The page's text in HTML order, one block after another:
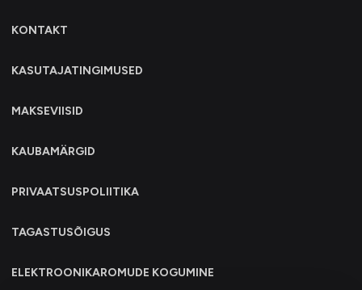
KONTAKT
KASUTAJATINGIMUSED
MAKSEVIISID
KAUBAMÄRGID
PRIVAATSUSPOLIITIKA
TAGASTUSÕIGUS
ELEKTROONIKAROMUDE KOGUMINE